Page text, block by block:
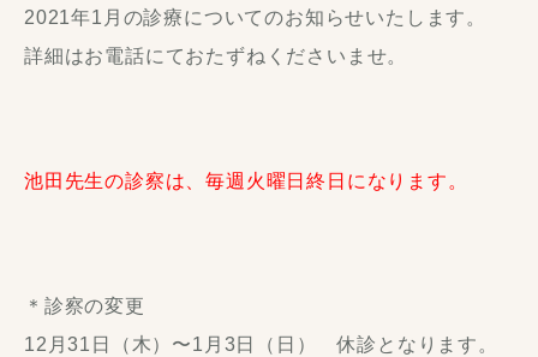
2021年1月の診療についてのお知らせいたします。
詳細はお電話にておたずねくださいませ。
池田先生の診察は、毎週火曜日終日になります。
＊診察の変更
12月31日（木）〜1月3日（日） 休診となります。